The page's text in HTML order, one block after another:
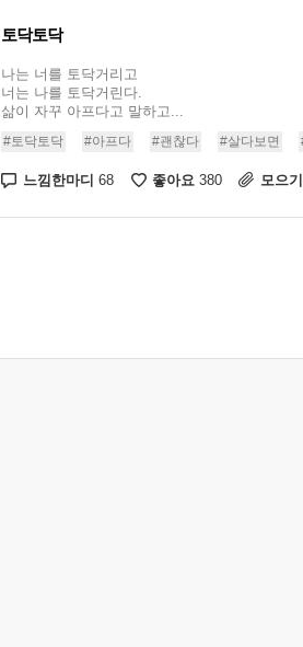
토닥토닥
나는 너를 토닥거리고
너는 나를 토닥거린다.
삶이 자꾸 아프다고 말하고...
#토닥토닥 #아프다 #괜찮다 #살다보면
느낌한마디 68 좋아요 380 모으기